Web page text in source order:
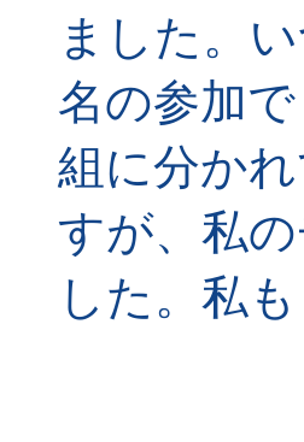
ました。
名の参加
組に分か
すが、私
した。私